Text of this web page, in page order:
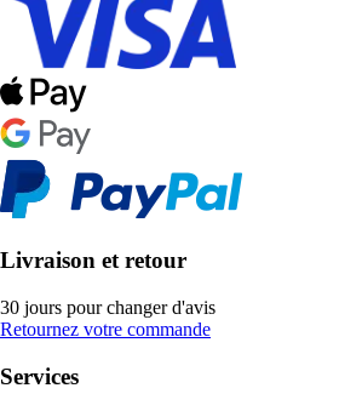
Livraison et retour
30 jours pour changer d'avis
Retournez votre commande
Services